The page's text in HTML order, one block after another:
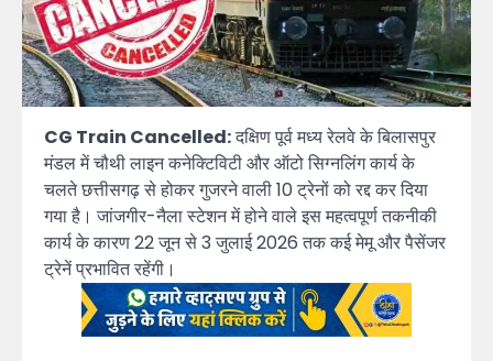
CG Train Cancelled:दक्षिण पूर्व मध्य रेलवे के बिलासपुर
मंडल में चौथी लाइन कनेक्टिविटी और ऑटो सिग्नलिंग कार्य के
चलते छत्तीसगढ़ से होकर गुजरने वाली 10 ट्रेनों को रद्द कर दिया
गया है। जांजगीर-नैला स्टेशन में होने वाले इस महत्वपूर्ण तकनीकी
कार्य के कारण 22 जून से 3 जुलाई 2026 तक कई मेमू और पैसेंजर
ट्रेनें प्रभावित रहेंगी।